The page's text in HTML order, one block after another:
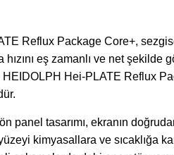
Reflux Package Core+,
hızını eş zamanlı ve net
HEIDOLPH Hei-PLATE Reflux
panel tasarımı, ekranın
kimyasallara ve sıcaklığa